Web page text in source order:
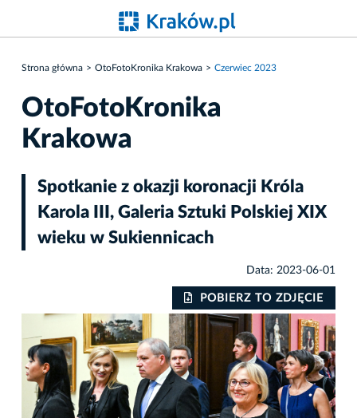
Strona główna OtoFotoKronika Krakowa Czerwiec 2023
OtoFotoKronika
Krakowa
Spotkanie z okazji koronacji Króla
Karola III, Galeria Sztuki Polskiej XIX
wieku w Sukiennicach
Data: 2023-06-01
POBIERZ TO ZDJĘCIE